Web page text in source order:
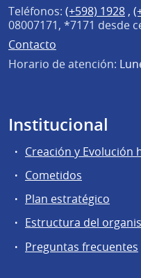
Teléfonos: (+598) 1928 ,
08007171, *7171 desde
Contacto
Horario de atención:
Institucional
Creación y Evolución
Cometidos
Plan estratégico
Estructura del
Preguntas frecuentes